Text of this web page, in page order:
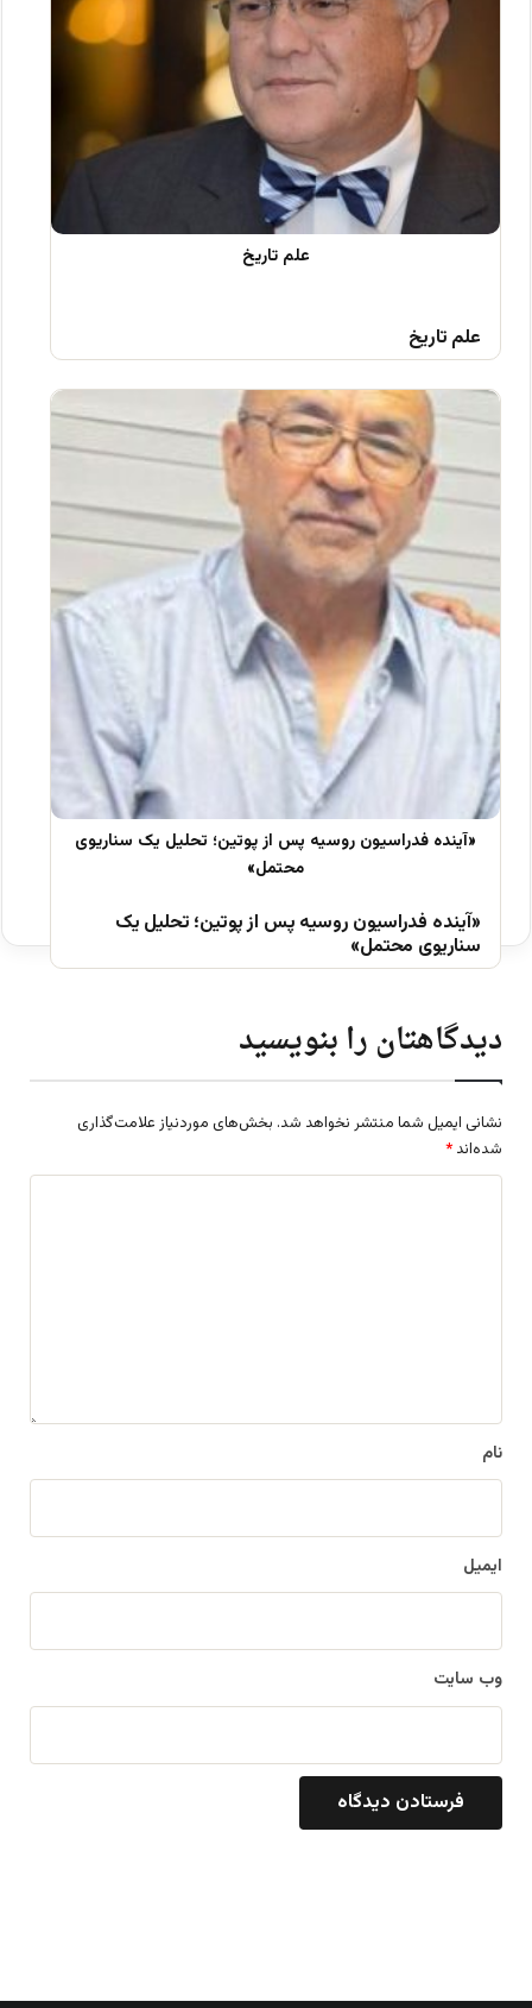
علم تاریخ
«آینده فدراسیون روسیه پس از پوتین؛ تحلیل یک
سناریوی محتمل»
دیدگاهتان را بنویسید
نشانی ایمیل شما منتشر نخواهد شد. بخش‌های موردنیاز علامت‌گذاری
شده‌اند *
نام
ایمیل
وب‌ سایت